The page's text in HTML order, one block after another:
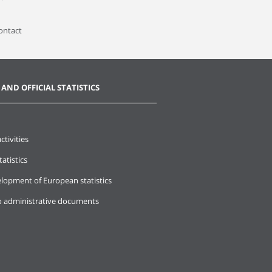
AND OFFICIAL STATISTICS
of European statistics
administrative documents